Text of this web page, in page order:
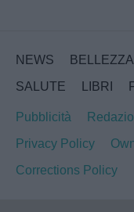
NEWS BELLEZZA
SALUTE
LIBRI
Pubblicità
Privacy Policy
Corrections Policy